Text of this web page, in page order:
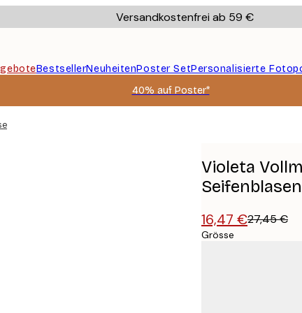
Versandkostenfrei ab 59 €
BestsellerNeuheitenPoster SetPersonalisierte
40% auf Poster*
mit Seifenblasen Poster
Violeta
16,47 €27,45 €
Grösse